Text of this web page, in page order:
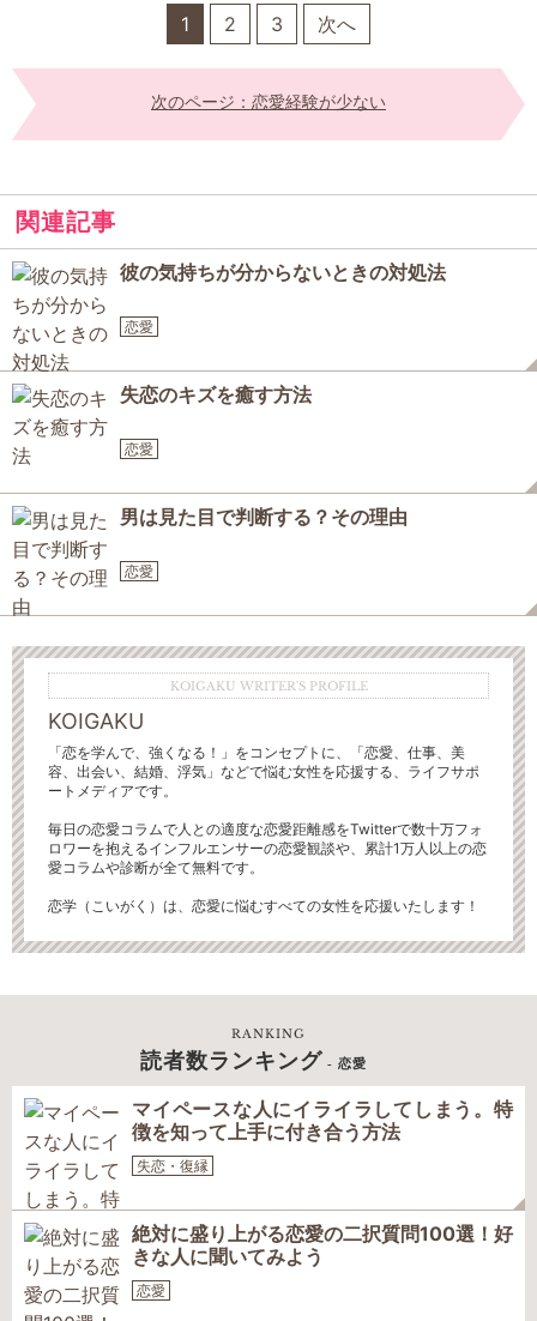
1 2 3 次へ
次のページ：恋愛経験が少ない
関連記事
彼の気持ちが分からないときの対処法
恋愛
失恋のキズを癒す方法
恋愛
男は見た目で判断する？その理由
恋愛
KOIGAKU WRITER'S PROFILE
KOIGAKU
「恋を学んで、強くなる！」をコンセプトに、「恋愛、仕事、美
容、出会い、結婚、浮気」などで悩む女性を応援する、ライフサポ
ートメディアです。
毎日の恋愛コラムで人との適度な恋愛距離感をTwitterで数十万フォ
ロワーを抱えるインフルエンサーの恋愛観談や、累計1万人以上の恋
愛コラムや診断が全て無料です。
恋学（こいがく）は、恋愛に悩むすべての女性を応援いたします！
RANKING
読者数ランキング - 恋愛
マイペースな人にイライラしてしまう。特
徴を知って上手に付き合う方法
失恋・復縁
絶対に盛り上がる恋愛の二択質問100選！好
きな人に聞いてみよう
恋愛